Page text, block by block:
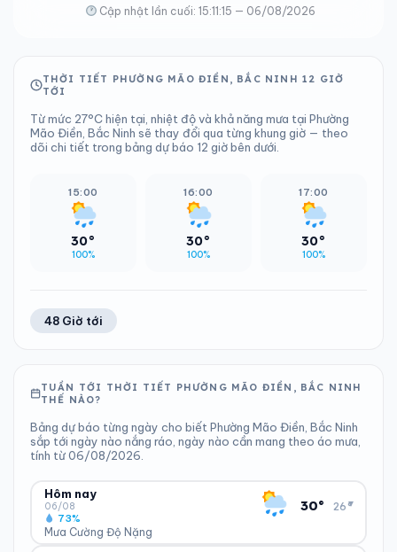
Cập nhật lần cuối: 15:11:15 — 06/08/2026
THỜI TIẾT PHƯỜNG MÃO ĐIỀN, BẮC NINH 12 GIỜ
TỚI
Từ mức 27°C hiện tại, nhiệt độ và khả năng mưa tại Phường
Mão Điền, Bắc Ninh sẽ thay đổi qua từng khung giờ — theo
dõi chi tiết trong bảng dự báo 12 giờ bên dưới.
15:00
30°
100%
16:00
30°
100%
17:00
30°
100%
48 Giờ tới
TUẦN TỚI THỜI TIẾT PHƯỜNG MÃO ĐIỀN, BẮC NINH
THẾ NÀO?
Bảng dự báo từng ngày cho biết Phường Mão Điền, Bắc Ninh
sắp tới ngày nào nắng ráo, ngày nào cần mang theo áo mưa,
tính từ 06/08/2026.
Hôm nay
06/08
Mưa Cường Độ Nặng
73%
30° 26°
▾